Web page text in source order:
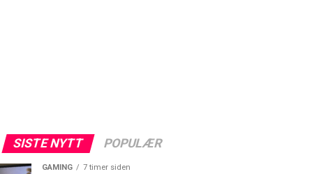
SISTE NYTT POPULÆR
GAMING 7 timer siden